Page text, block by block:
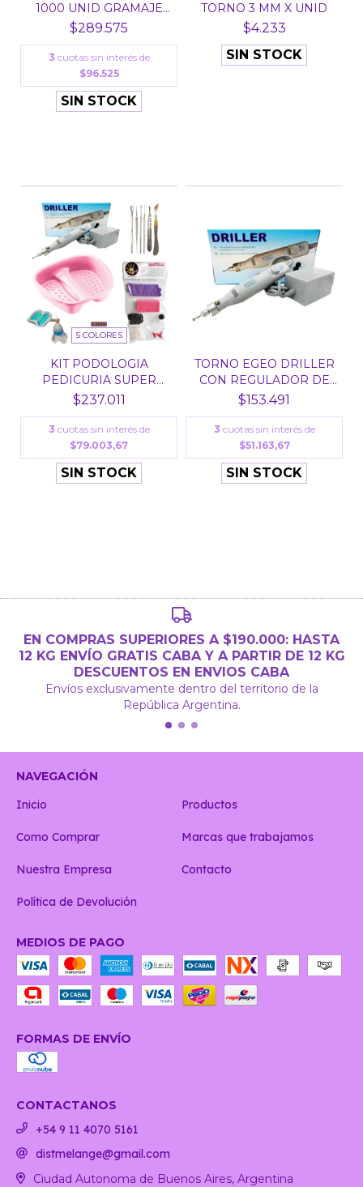
1000 UNID GRAMAJE
180...
$289.575
3 cuotas sin interés de
$96.525
SIN STOCK
TORNO 3 MM X UNID
$4.233
SIN STOCK
5 COLORES
KIT PODOLOGIA
PEDICURIA SUPER
COMPLETO
$237.011
3 cuotas sin interés de
$79.003,67
SIN STOCK
TORNO EGEO DRILLER
CON REGULADOR DE
VELO...
$153.491
3 cuotas sin interés de
$51.163,67
SIN STOCK
EN COMPRAS SUPERIORES A $190.000: HASTA
12 KG ENVÍO GRATIS CABA Y A PARTIR DE 12 KG
DESCUENTOS EN ENVIOS CABA
Envíos exclusivamente dentro del territorio de la
República Argentina.
NAVEGACIÓN
Inicio
Productos
Como Comprar Marcas que trabajamos
Nuestra Empresa Contacto
Política de Devolución
MEDIOS DE PAGO
FORMAS DE ENVÍO
CONTACTANOS
+54 9 11 4070 5161
distmelange@gmail.com
Ciudad Autonoma de Buenos Aires, Argentina